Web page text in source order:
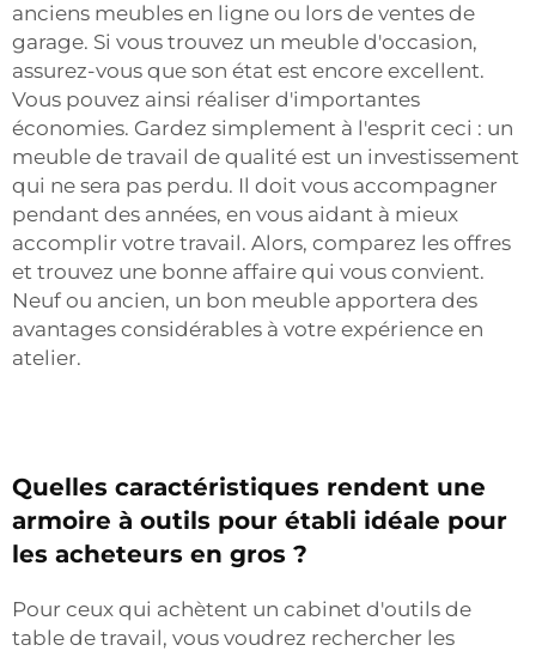
anciens meubles en ligne ou lors de ventes de
garage. Si vous trouvez un meuble d'occasion,
assurez-vous que son état est encore excellent.
Vous pouvez ainsi réaliser d'importantes
économies. Gardez simplement à l'esprit ceci : un
meuble de travail de qualité est un investissement
qui ne sera pas perdu. Il doit vous accompagner
pendant des années, en vous aidant à mieux
accomplir votre travail. Alors, comparez les offres
et trouvez une bonne affaire qui vous convient.
Neuf ou ancien, un bon meuble apportera des
avantages considérables à votre expérience en
atelier.
Quelles caractéristiques rendent une
armoire à outils pour établi idéale pour
les acheteurs en gros ?
Pour ceux qui achètent un cabinet d'outils de
table de travail, vous voudrez rechercher les